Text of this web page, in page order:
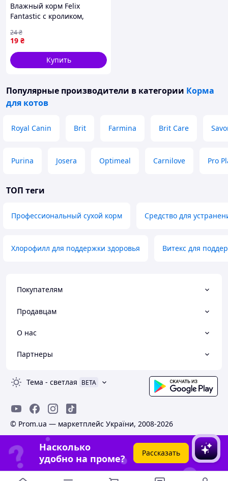
Влажный корм Felix
Fantastic с кроликом,
взрослых кошек 85 г
19 ₴
24₴
Купить
Популярные производители в категории Корма
для котов
Royal Canin Brit Farmina Brit Care
Purina Josera Optimeal Carnilove Pro
ТОП теги
Профессиональный сухой корм Средство для
Хлорофилл для поддержки здоровья Витекс для
Покупателям
Продавцам
О нас
Партнеры
Тема - светлая BETA
© Prom.ua — маркетплейс України, 2008-2026
Насколько
удобно на проме?
Рассказать